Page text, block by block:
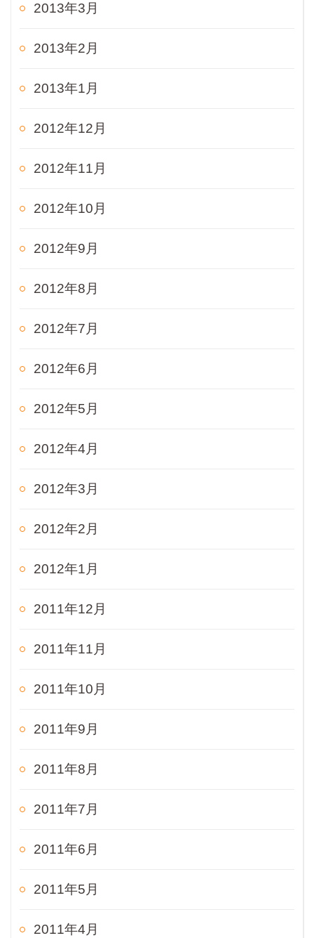
2013年3月
2013年2月
2013年1月
2012年12月
2012年11月
2012年10月
2012年9月
2012年8月
2012年7月
2012年6月
2012年5月
2012年4月
2012年3月
2012年2月
2012年1月
2011年12月
2011年11月
2011年10月
2011年9月
2011年8月
2011年7月
2011年6月
2011年5月
2011年4月